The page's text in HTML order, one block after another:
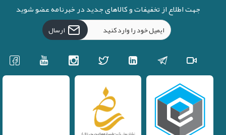
جهت اطلاع از تخفیفات و کالاهای جدید در خبرنامه عضو شوید
ارسال